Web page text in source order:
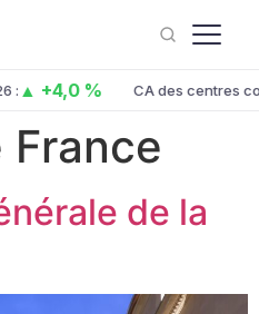
▲ +4,0 % CA des centres co.
France
de la